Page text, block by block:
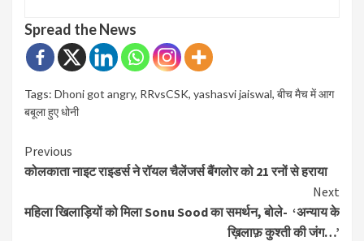
Spread the News
Tags: Dhoni got angry, RRvsCSK, yashasvi jaiswal, बीच मैच में आग
बबूला हुए धोनी
Continue
Reading
Previous
कोलकाता नाइट राइडर्स ने रॉयल चैलेंजर्स बैंगलोर को 21 रनों से हराया
Next
महिला खिलाड़ियों को मिला Sonu Sood का समर्थन, बोले- ‘अन्याय के
ख़िलाफ़ कुश्ती की जंग…’